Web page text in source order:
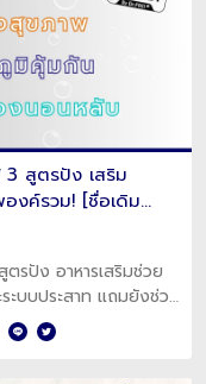
3 สูตรปัง เสริม
งค์รวม! [ชื่อเดิม
รปัง อาหารเสริมช่วย
บบประสาท แถมยังช่วย